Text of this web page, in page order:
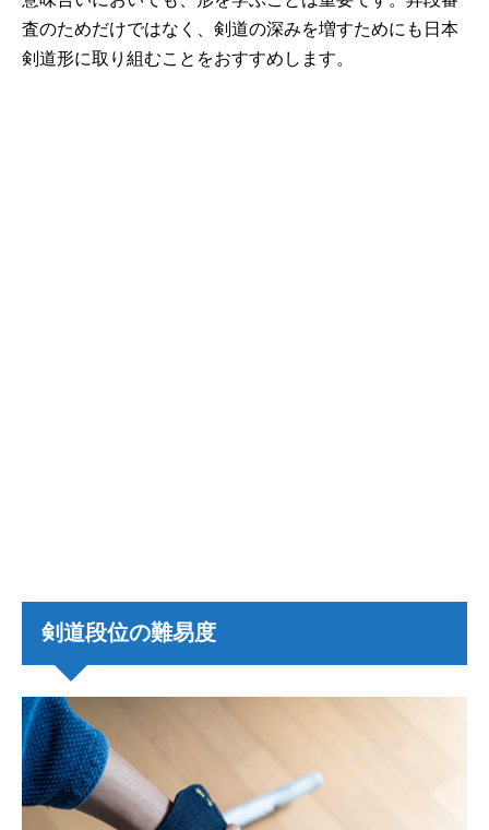
査のためだけではなく、剣道の深みを増すためにも日本
剣道形に取り組むことをおすすめします。
剣道段位の難易度